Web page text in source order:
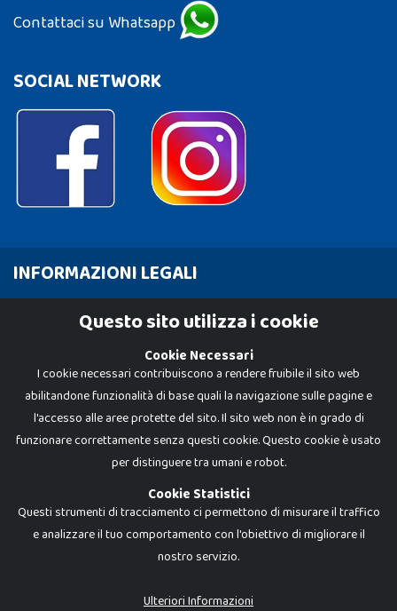
Contattaci su Whatsapp
SOCIAL NETWORK
INFORMAZIONI LEGALI
Cookie Policy
Dadi e Mattoncini è un brand di Giocabene Srl. Ogni riproduzione o utilizzo non
I prezzi e le promozioni pubblicate potrebbero differire da quanto esposto in
Questo sito utilizza i cookie
Cookie Necessari
I cookie necessari contribuiscono a rendere fruibile il sito web
abilitandone funzionalità di base quali la navigazione sulle pagine e
l'accesso alle aree protette del sito. Il sito web non è in grado di
funzionare correttamente senza questi cookie. Questo cookie è usato
per distinguere tra umani e robot.
Cookie Statistici
Questi strumenti di tracciamento ci permettono di misurare il traffico
e analizzare il tuo comportamento con l'obiettivo di migliorare il
nostro servizio.
Ulteriori Informazioni